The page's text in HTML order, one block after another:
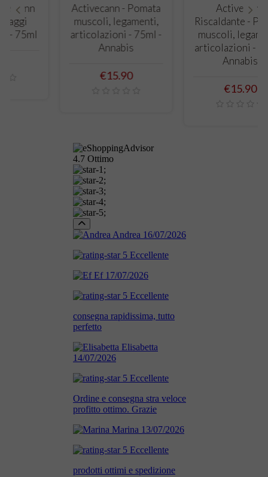
Activecann - Pomata
muscoli, legamenti,
articolazioni - 75ml -
Activecann
Riscaldante - Pomata
muscoli, legamenti,
articolazioni - 75ml -
‹ ›